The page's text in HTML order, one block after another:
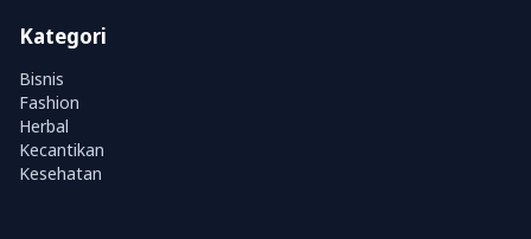
Kategori
Bisnis
Fashion
Herbal
Kecantikan
Kesehatan